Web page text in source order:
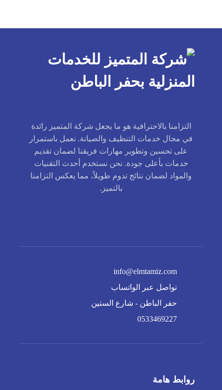
التزامنا بالاحترافية هو ما يجعل شركة المتميز رائدة
في مجال خدمات التنظيف والصيانة. نعمل باستمرار
على تحسين وتطوير مهارات فريقنا لضمان تقديم
خدمات بأعلى جودة. نحن نستخدم أحدث التقنيات
والمواد لضمان نتائج تدوم طويلاً، مما يعكس التزامنا
بالتميز.
info@elmtamiz.com
تواصل عبر الواتساب
حفر الباطن - شارع الستين
0533469227
روابط هامة